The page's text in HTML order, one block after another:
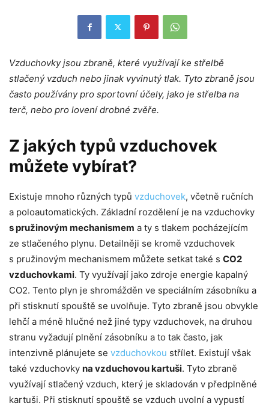
Vzduchovky jsou zbraně, které využívají ke střelbě
stlačený vzduch nebo jinak vyvinutý tlak. Tyto zbraně jsou
často používány pro sportovní účely, jako je střelba na
terč, nebo pro lovení drobné zvěře.
Z jakých typů vzduchovek
můžete vybírat?
Existuje mnoho různých typů vzduchovek, včetně ručních
a poloautomatických. Základní rozdělení je na vzduchovky
s pružinovým mechanismem a ty s tlakem pocházejícím
ze stlačeného plynu. Detailněji se kromě vzduchovek
s pružinovým mechanismem můžete setkat také s CO2
vzduchovkami. Ty využívají jako zdroje energie kapalný
CO2. Tento plyn je shromážděn ve speciálním zásobníku a
při stisknutí spouště se uvolňuje. Tyto zbraně jsou obvykle
lehčí a méně hlučné než jiné typy vzduchovek, na druhou
stranu vyžadují plnění zásobníku a to tak často, jak
intenzivně plánujete se vzduchovkou střílet. Existují však
také vzduchovky na vzduchovou kartuši. Tyto zbraně
využívají stlačený vzduch, který je skladován v předplněné
kartuši. Při stisknutí spouště se vzduch uvolní a vypustí